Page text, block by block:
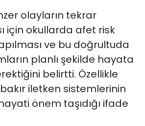
olayların tekrar
için okullarda afet risk
ve bu doğrultuda
planlı şekilde hayata
belirtti. Özellikle
iletken sistemlerinin
önem taşıdığı ifade